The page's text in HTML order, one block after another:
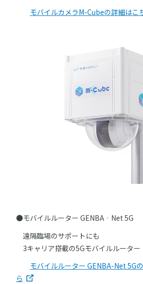
モバイルカメラM-Cubeの詳細はこ
●モバイルルーター GENBA‐Net 5G
遠隔臨場のサポートにも
3キャリア搭載の5Gモバイルルーター
モバイルルーター GENBA-Net 5G
ら